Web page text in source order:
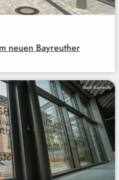
neuen Bayreuther
Stadt Bayreuth